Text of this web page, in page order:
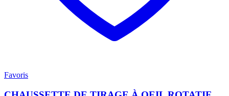
Favoris